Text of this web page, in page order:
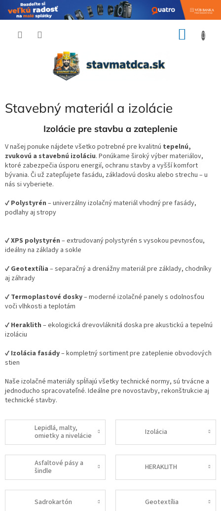
Stavebný materiál a izolácie
Izolácie pre stavbu a zateplenie
V našej ponuke nájdete všetko potrebné pre kvalitnú tepelnú,
zvukovú a stavebnú izoláciu. Ponúkame široký výber materiálov,
ktoré zabezpečia úsporu energií, ochranu stavby a vyšší komfort
bývania. Či už zatepľujete fasádu, základovú dosku alebo strechu – u
nás si vyberiete.
✔ Polystyrén – univerzálny izolačný materiál vhodný pre fasády,
podlahy aj stropy
✔XPS polystyrén – extrudovaný polystyrén s vysokou pevnosťou,
ideálny na základy a sokle
✔ Geotextília – separačný a drenážny materiál pre základy, chodníky
aj záhrady
✔ Termoplastové dosky– moderné izolačné panely s odolnosťou
voči vlhkosti a teplotám
✔ Heraklith – ekologická drevovláknitá doska pre akustickú a tepelnú
izoláciu
✔ Izolácia fasády– kompletný sortiment pre zateplenie obvodových
stien
Naše izolačné materiály spĺňajú všetky technické normy, sú trvácne a
jednoducho spracovateľné. Ideálne pre novostavby, rekonštrukcie aj
technické stavby.
Lepidlá, malty,
omietky a nivelácie
Izolácia
Asfaltové pásy a
šindle
HERAKLITH
Sadrokartón Geotextília